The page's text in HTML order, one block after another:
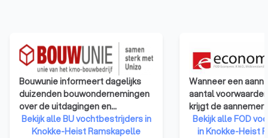
Bouwunie informeert dagelijks
duizenden bouwondernemingen
over de uitdagingen en
veranderingen in de bouwsector.
Bouwunie is er voor alle kmo-
Bekijk alle BU vochtbestrijders in
Knokke-Heist Ramskapelle
Wanneer een
aantal
krijgt de aannemer
van de bevoegde
minister op advies
Bekijk alle FOD
in Knokke-Heist